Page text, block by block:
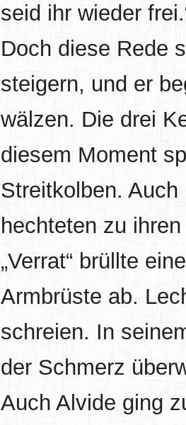
seid ihr wieder
Doch diese Rede
steigern, und er
wälzen. Die drei
diesem Moment
Streitkolben.
hechteten zu
„Verrat“ brüllte
Armbrüste ab.
schreien. In
der Schmerz
Auch Alvide ging